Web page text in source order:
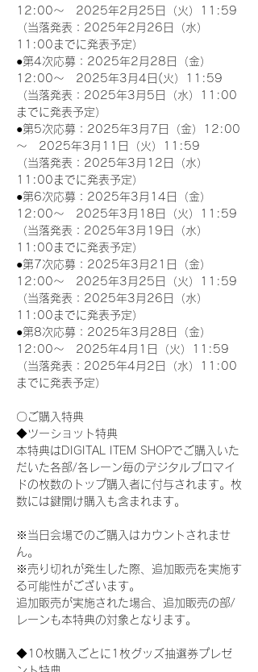
12:00～　2025年2月25日（火）11:59
（当落発表：2025年2月26日（水）
11:00までに発表予定）
●第4次応募：2025年2月28日（金）
12:00～　2025年3月4日(火）11:59
（当落発表：2025年3月5日（水）11:00
までに発表予定）
●第5次応募：2025年3月7日（金）12:00
～　2025年3月11日（火）11:59
（当落発表：2025年3月12日（水）
11:00までに発表予定）
●第6次応募：2025年3月14日（金）
12:00～　2025年3月18日（火）11:59
（当落発表：2025年3月19日（水）
11:00までに発表予定）
●第7次応募：2025年3月21日（金）
12:00～　2025年3月25日（火）11:59
（当落発表：2025年3月26日（水）
11:00までに発表予定）
●第8次応募：2025年3月28日（金）
12:00～　2025年4月1日（火）11:59
（当落発表：2025年4月2日（水）11:00
までに発表予定）
〇ご購入特典
◆ツーショット特典
本特典はDIGITAL ITEM SHOPでご購入いた
だいた各部/各レーン毎のデジタルブロマイ
ドの枚数のトップ購入者に付与されます。枚
数には鍵開け購入も含まれます。
※当日会場でのご購入はカウントされませ
ん。
※売り切れが発生した際、追加販売を実施す
る可能性がございます。
追加販売が実施された場合、追加販売の部/
レーンも本特典の対象となります。
◆10枚購入ごとに1枚グッズ抽選券プレゼ